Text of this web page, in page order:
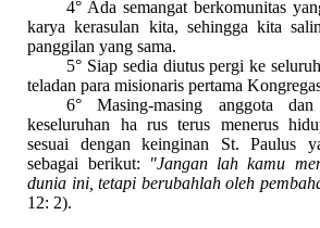
4° Ada semangat berkomunitas
karya kerasulan kita, sehingga kita
panggilan yang sama.
5° Siap sedia diutus pergi ke
teladan para misionaris pertama
6° Masing-masing anggota
keseluruhan ha rus terus menerus
sesuai dengan keinginan St. Paulus
sebagai berikut:
"Jangan lah kamu
dunia ini, tetapi berubahlah oleh
12: 2).